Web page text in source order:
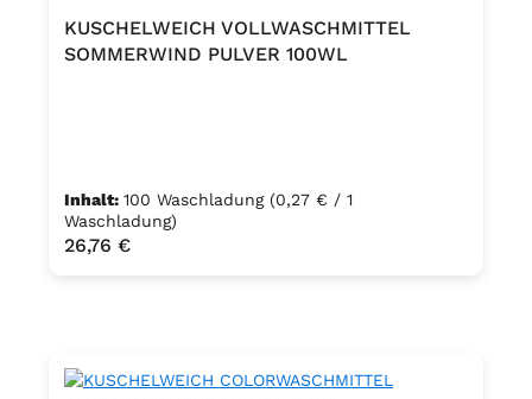
KUSCHELWEICH VOLLWASCHMITTEL
SOMMERWIND PULVER 100WL
Inhalt: 100 Waschladung (0,27 € / 1
Waschladung)
Regulärer Preis:
26,76 €